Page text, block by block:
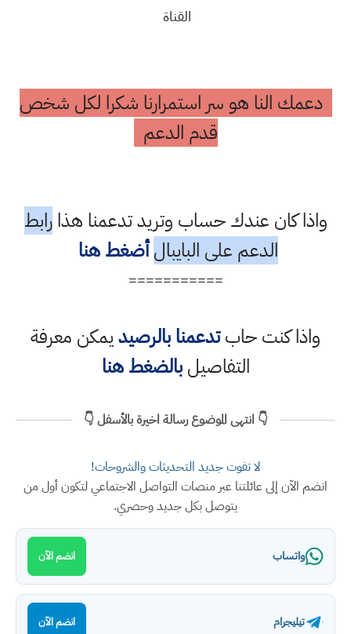
القناة
دعمك النا هو سر استمرارنا شكرا لكل شخص
قدم الدعم
واذا كان عندك حساب وتريد تدعمنا هذارابط
الدعم على البايبال أضغط هنا
===========
واذا كنت حابتدعمنا بالرصيديمكن معرفة
التفاصيلبالضغط هنا
👇 انتهى الموضوع رسالة اخيرة بالأسفل 👇
لا تفوت جديد التحديثات والشروحات!
انضم الآن إلى عائلتنا عبر منصات التواصل الاجتماعي لتكون أول من
يتوصل بكل جديد وحصري.
واتساب انضم الآن
تيليجرام انضم الآن